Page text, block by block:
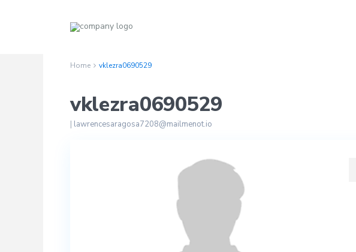
Home vklezra0690529
vklezra0690529
| lawrencesaragosa7208@mailmenot.io